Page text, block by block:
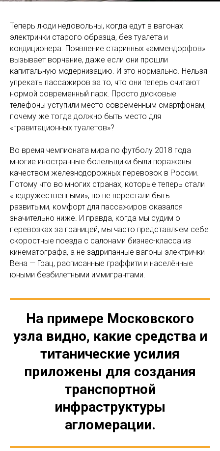
Теперь люди недовольны, когда едут в вагонах
электрички старого образца, без туалета и
кондиционера. Появление старинных «аммендорфов»
вызывает ворчание, даже если они прошли
капитальную модернизацию. И это нормально. Нельзя
упрекать пассажиров за то, что они теперь считают
нормой современный парк. Просто дисковые
телефоны уступили место современным смартфонам,
почему же тогда должно быть место для
«гравитационных туалетов»?
Во время чемпионата мира по футболу 2018 года
многие иностранные болельщики были поражены
качеством железнодорожных перевозок в России.
Потому что во многих странах, которые теперь стали
«недружественными», но не перестали быть
развитыми, комфорт для пассажиров оказался
значительно ниже. И правда, когда мы судим о
перевозках за границей, мы часто представляем себе
скоростные поезда с салонами бизнес-класса из
кинематографа, а не задрипанные вагоны электрички
Вена — Грац, расписанные граффити и населённые
юными безбилетными иммигрантами.
На примере Московского
узла видно, какие средства и
титанические усилия
приложены для создания
транспортной
инфраструктуры
агломерации.